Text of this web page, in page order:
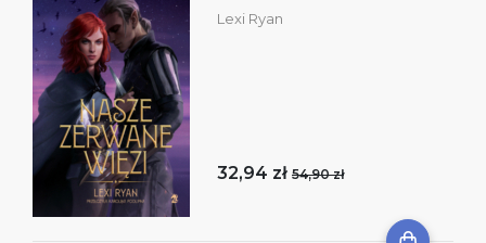
Lexi Ryan
32,94 zł 54,90 zł